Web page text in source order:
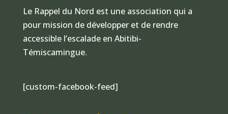
Le Rappel du Nord est une association qui a
pour mission de développer et de rendre
accessible l’escalade en Abitibi-
Témiscamingue.
[custom-facebook-feed]